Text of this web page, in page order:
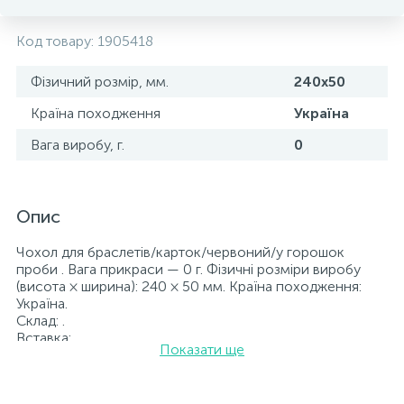
Код товару: 1905418
Фізичний розмір, мм.
240х50
Країна походження
Україна
Вага виробу, г.
0
Опис
Чохол для браслетів/карток/червоний/у горошок
проби . Вага прикраси — 0 г. Фізичні розміри виробу
(висота × ширина): 240 × 50 мм. Країна походження:
Україна.
Склад: .
Вставка: .
Усі ювелірні вироби, представлені на нашому сайті,
Показати ще